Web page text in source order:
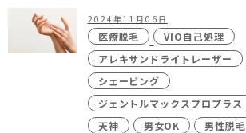
2024年11月06日
医療脱毛
VIO自己処理
アレキサンドライトレーザー
シェービング
ジェントルマックスプロプラス
天神
男女OK 男性脱毛